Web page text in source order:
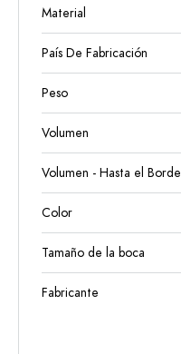
Material
País De Fabricación
Peso
Volumen
Volumen - Hasta el Borde
Color
Tamaño de la boca
Fabricante